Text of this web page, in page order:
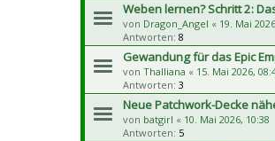
Weben lernen? Schritt 2:
von Dragon_Angel « 19. Mai
Antworten: 8
Gewandung für das Epic
von Thalliana « 15. Mai 2026,
Antworten: 3
Neue Patchwork-Decke
von batgirl « 10. Mai 2026, 10:38
Antworten: 5